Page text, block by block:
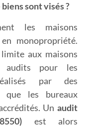
sont visés ?
les maisons
monopropriété.
aux maisons
audits pour les
par des
que les bureaux
Un audit
est alors